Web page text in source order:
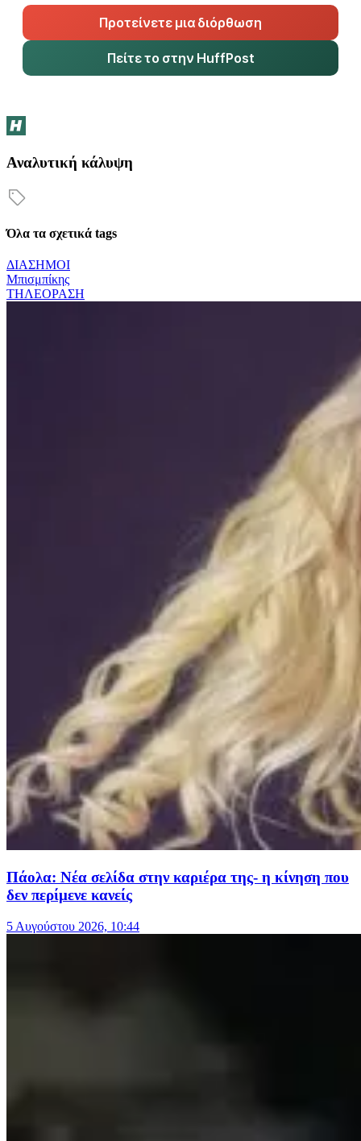
Προτείνετε μια διόρθωση
Πείτε το στην HuffPost
Αναλυτική κάλυψη
Όλα τα σχετικά tags
ΔΙΑΣΗΜΟΙ
Μπισμπίκης
ΤΗΛΕΟΡΑΣΗ
Πάολα: Νέα σελίδα στην καριέρα της- η κίνηση που
δεν περίμενε κανείς
5 Αυγούστου 2026, 10:44